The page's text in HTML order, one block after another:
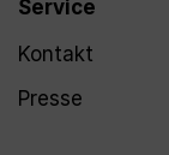
Service
Kontakt
Presse